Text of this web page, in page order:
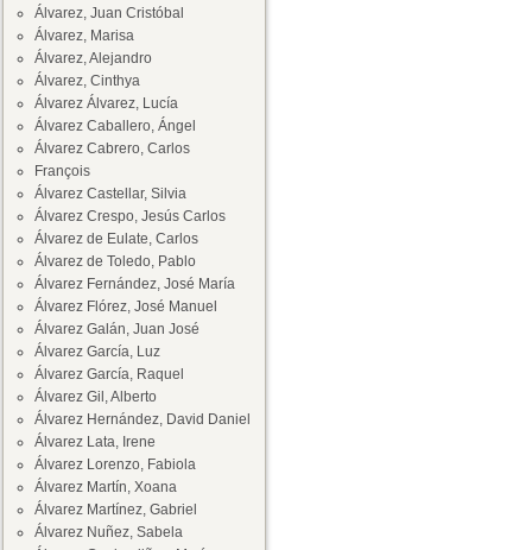
Álvarez, Juan Cristóbal
Álvarez, Marisa
Álvarez, Alejandro
Álvarez, Cinthya
Álvarez Álvarez, Lucía
Álvarez Caballero, Ángel
Álvarez Cabrero, Carlos
François
Álvarez Castellar, Silvia
Álvarez Crespo, Jesús Carlos
Álvarez de Eulate, Carlos
Álvarez de Toledo, Pablo
Álvarez Fernández, José María
Álvarez Flórez, José Manuel
Álvarez Galán, Juan José
Álvarez García, Luz
Álvarez García, Raquel
Álvarez Gil, Alberto
Álvarez Hernández, David Daniel
Álvarez Lata, Irene
Álvarez Lorenzo, Fabiola
Álvarez Martín, Xoana
Álvarez Martínez, Gabriel
Álvarez Nuñez, Sabela